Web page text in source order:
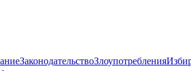
ЗаконодательствоЗлоупотребления